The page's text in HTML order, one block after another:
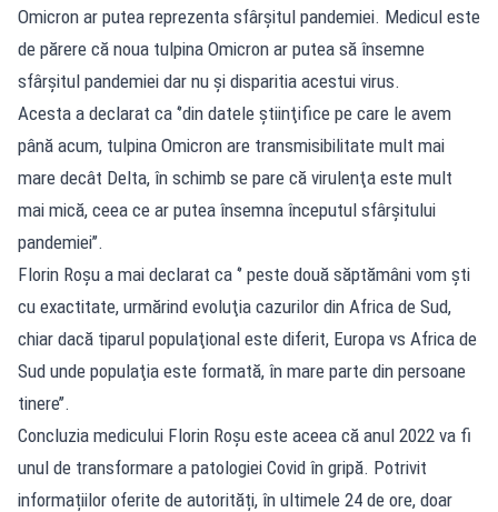
Omicron ar putea reprezenta sfârșitul pandemiei. Medicul este
de părere că noua tulpina Omicron ar putea să însemne
sfârșitul pandemiei dar nu și disparitia acestui virus.
Acesta a declarat ca ‘’din datele ştiinţifice pe care le avem
până acum, tulpina Omicron are transmisibilitate mult mai
mare decât Delta, în schimb se pare că virulenţa este mult
mai mică, ceea ce ar putea însemna începutul sfârşitului
pandemiei’’.
Florin Roșu a mai declarat ca ‘’ peste două săptămâni vom şti
cu exactitate, urmărind evoluţia cazurilor din Africa de Sud,
chiar dacă tiparul populaţional este diferit, Europa vs Africa de
Sud unde populaţia este formată, în mare parte din persoane
tinere’’.
Concluzia medicului Florin Roșu este aceea că anul 2022 va fi
unul de transformare a patologiei Covid în gripă. Potrivit
informațiilor oferite de autorități, în ultimele 24 de ore, doar